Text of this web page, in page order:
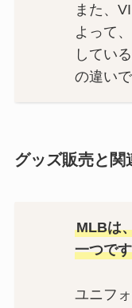
また、
よって
してい
の違いで
グッズ販売と関
MLBは
一つで
ユニフ